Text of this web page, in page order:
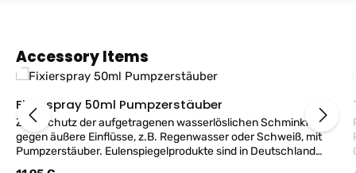
Produktgalerie überspringen
Accessory Items
Fixierspray 50ml Pumpzerstäuber
Zum Schutz der aufgetragenen wasserlöslichen Schminkfarbe
gegen äußere Einflüsse, z.B. Regenwasser oder Schweiß, mit
Pumpzerstäuber. Eulenspiegelprodukte sind in Deutschland